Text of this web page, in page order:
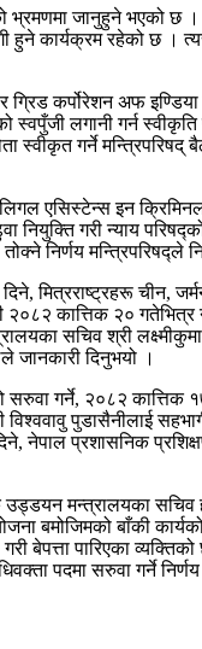
भ्रमणमा जानुहुने भएको छ
कार्यक्रम रहेको छ ।
ग्रिड कर्पोरेशन अफ
लगानी गर्न स्वीकृति
स्वीकृत गर्ने
एसिस्टेन्स इन
नियुक्ति गरी न्याय
निर्णय मन्त्रिपरिषद्ले
दिने, मित्रराष्ट्रहरू चीन,
कात्तिक २० गतेभित्र
सचिव श्री
जानकारी दिनुभयो ।
गर्ने, २०८२ कात्तिक
पुडासैनीलाई
नेपाल प्रशासनिक
मन्त्रालयका सचिव
बमोजिमको बाँकी
बेपत्ता पारिएका
पदमा सरुवा गर्ने